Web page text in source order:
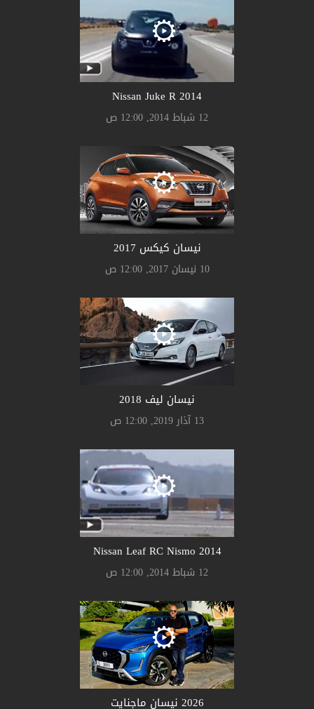
Nissan Juke R 2014
12 شباط 2014, 12:00 ص
نيسان كيكس 2017
10 نيسان 2017, 12:00 ص
نيسان ليف 2018
13 آذار 2019, 12:00 ص
Nissan Leaf RC Nismo 2014
12 شباط 2014, 12:00 ص
2026 نيسان ماجنايت